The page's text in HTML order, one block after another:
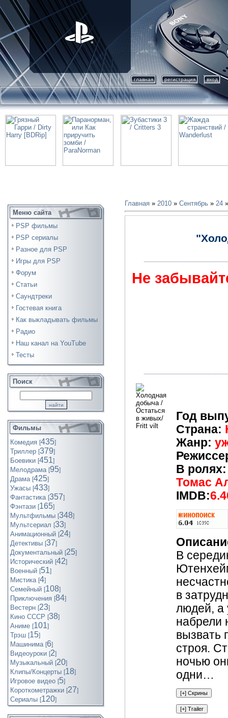
главная регистрация вход
Меню сайта
PSP фильмы
PSP сериалы
Разное для PSP
Игры для PSP
Форум
Статьи
Саундтреки
Гостевая книга
Как выкладывать фильмы
Радио
Наш канал на YouTube
Тесты
Поиск
Фильмы
Комедия [435]
Триллер [379]
Боевики [451]
Мелодрама [95]
Драма [425]
Ужасы [433]
Фантастика [357]
Фэнтази [165]
Мультфильмы [348]
Мультсериал [33]
Анимационный [24]
Детективы [37]
Документальный [25]
Исторический [42]
Военный [51]
Мистика [4]
Семейный [108]
Приключения [84]
Вестерн [23]
Кино СССР [38]
Аниме [101]
Трэш [15]
Машинима [6]
Видеоуроки [2]
Музыкальный [20]
Клипы/Концерты [18]
Игровое видео [5]
Короткометражки [27]
Cериалы [120]
Главная » 2010 » Сентябрь » 24
Не
Год
Страна:
Жанр:
В
Томас
IMDB:
В
в
людей, а
набрели
вызвать
строя.
ночью
одни…